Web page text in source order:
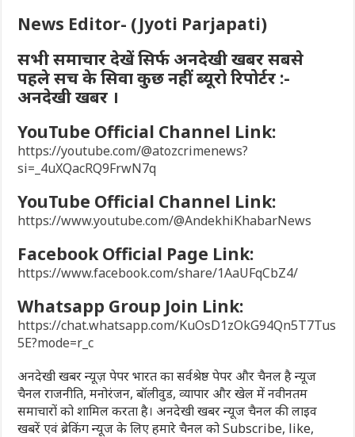
News Editor- (Jyoti Parjapati)
सभी समाचार देखें सिर्फ अनदेखी खबर सबसे
पहले सच के सिवा कुछ नहीं ब्यूरो रिपोर्टर :-
अनदेखी खबर ।
YouTube Official Channel Link:
https://youtube.com/@atozcrimenews?
si=_4uXQacRQ9FrwN7q
YouTube Official Channel Link:
https://www.youtube.com/@AndekhiKhabarNews
Facebook Official Page Link:
https://www.facebook.com/share/1AaUFqCbZ4/
Whatsapp Group Join Link:
https://chat.whatsapp.com/KuOsD1zOkG94Qn5T7Tus
5E?mode=r_c
अनदेखी खबर न्यूज़ पेपर भारत का सर्वश्रेष्ठ पेपर और चैनल है न्यूज
चैनल राजनीति, मनोरंजन, बॉलीवुड, व्यापार और खेल में नवीनतम
समाचारों को शामिल करता है। अनदेखी खबर न्यूज चैनल की लाइव
खबरें एवं ब्रेकिंग न्यूज के लिए हमारे चैनल को Subscribe, like,